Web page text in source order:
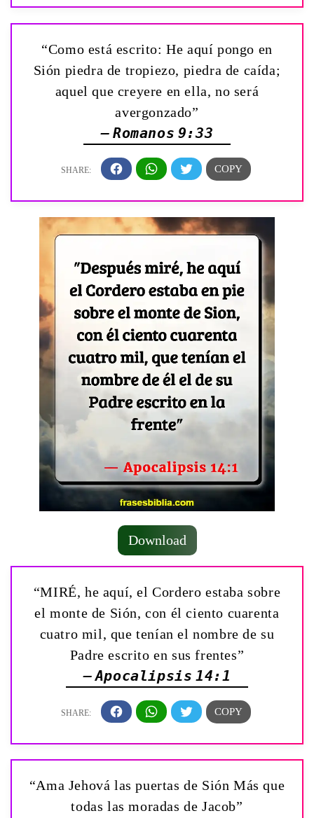
“Como está escrito: He aquí pongo en
Sión piedra de tropiezo, piedra de caída;
aquel que creyere en ella, no será
avergonzado”
— Romanos 9:33
Download
“MIRÉ, he aquí, el Cordero estaba sobre
el monte de Sión, con él ciento cuarenta
cuatro mil, que tenían el nombre de su
Padre escrito en sus frentes”
— Apocalipsis 14:1
“Ama Jehová las puertas de Sión Más que
todas las moradas de Jacob”